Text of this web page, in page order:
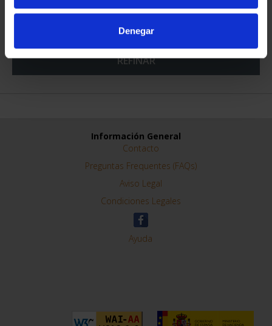
Denegar
REFINAR
Información General
Contacto
Preguntas Frequentes (FAQs)
Aviso Legal
Condiciones Legales
Ayuda